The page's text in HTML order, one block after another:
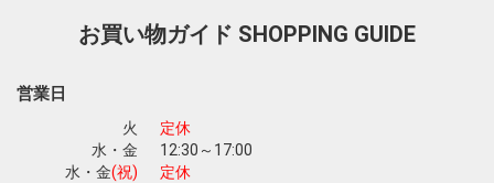
お買い物ガイド SHOPPING GUIDE
営業日
火
定休
水・金
12:30～17:00
水・金(祝)
定休